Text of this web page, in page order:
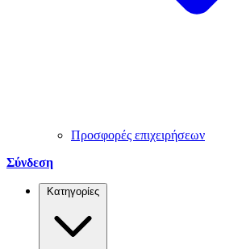
Προσφορές επιχειρήσεων
Σύνδεση
Κατηγορίες